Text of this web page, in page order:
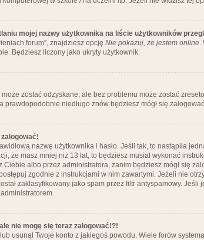
mojej nazwy użytkownika na liście użytkowników
forum”, znajdziesz opcję Nie pokazuj, że jestem online.
Będziesz liczony jako ukryty użytkownik.
zostać odzyskane, ale bez problemu może zostać
prawdopodobnie niedługo znów będziesz mógł się
nazwę użytkownika i hasło. Jeśli tak, to nastąpiła
że masz mniej niż 13 lat, to będziesz musiał wykonać
Ciebie albo przez administratora, zanim będziesz mógł się
zgodnie z instrukcjami w nim zawartymi. Jeżeli nie
zaklasyfikowany jako spam przez filtr antyspamowy.
nie mogę się teraz zalogować!?!
usunął Twoje konto z jakiegoś powodu. Wiele forów